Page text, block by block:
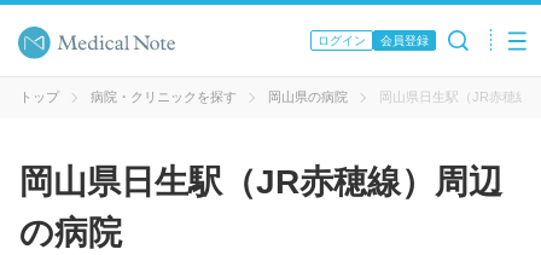
ログイン 会員登録
トップ 病院・クリニックを探す 岡山県の病院 岡山県日生駅（JR赤穂線
岡山県日生駅（JR赤穂線）周辺
の病院